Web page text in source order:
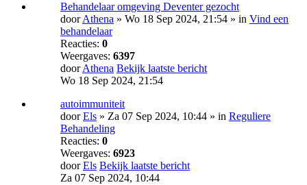
Behandelaar omgeving Deventer gezocht
doorAthena » Wo 18 Sep 2024, 21:54 » in Vind een
behandelaar
Reacties: 0
Weergaves: 6397
doorAthena Bekijk laatste bericht
Wo 18 Sep 2024, 21:54
autoimmuniteit
doorEls » Za 07 Sep 2024, 10:44 » in Reguliere
Behandeling
Reacties: 0
Weergaves: 6923
doorEls Bekijk laatste bericht
Za 07 Sep 2024, 10:44